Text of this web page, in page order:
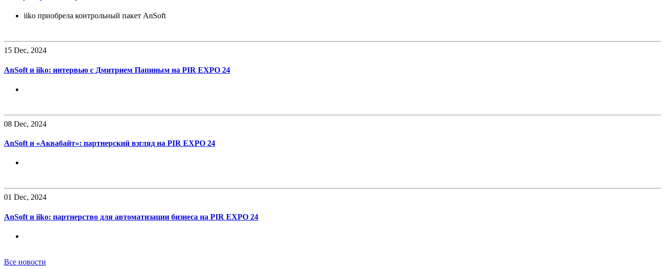
iiko приобрела контрольный пакет AnSoft
15 Dec, 2024
AnSoft и iiko: интервью с Дмитрием Папиным на PIR EXPO 24
08 Dec, 2024
AnSoft и «Аквабайт»: партнерский взгляд на PIR EXPO 24
01 Dec, 2024
AnSoft и iiko: партнерство для автоматизации бизнеса на PIR EXPO 24
Все новости